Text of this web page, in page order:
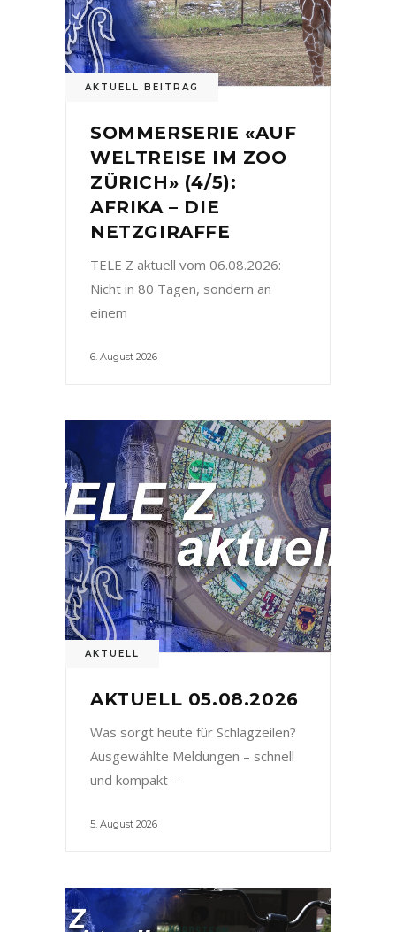
AKTUELL BEITRAG
SOMMERSERIE «AUF
WELTREISE IM ZOO
ZÜRICH» (4/5):
AFRIKA – DIE
NETZGIRAFFE
TELE Z aktuell vom 06.08.2026:
Nicht in 80 Tagen, sondern an
einem
6. August 2026
AKTUELL
AKTUELL 05.08.2026
Was sorgt heute für Schlagzeilen?
Ausgewählte Meldungen – schnell
und kompakt –
5. August 2026